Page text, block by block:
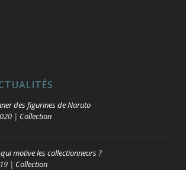
des figurines de Naruto
| Collection
qui motive les collectionneurs ?
| Collection